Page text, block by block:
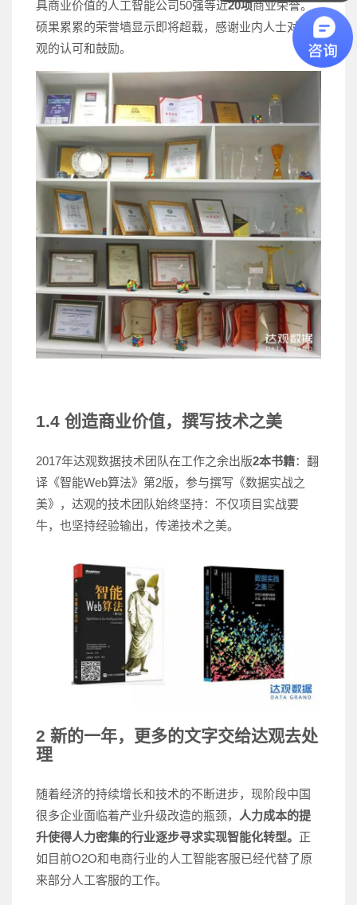
具商业价值的人工智能公司50强等近20项商业荣誉。
硕果累累的荣誉墙显示即将超载，感谢业内人士对达
观的认可和鼓励。
1.4 创造商业价值，撰写技术之美
2017年达观数据技术团队在工作之余出版2本书籍：翻
译《智能Web算法》第2版，参与撰写《数据实战之
美》，达观的技术团队始终坚持：不仅项目实战要
牛，也坚持经验输出，传递技术之美。
2 新的一年， 更多的文字交给达观去处
理
随着经济的持续增长和技术的不断进步，现阶段中国
很多企业面临着产业升级改造的瓶颈，
人力成本的提
升使得人力密集的行业逐步寻求实现智能化转型。 正
如目前O2O和电商行业的人工智能客服已经代替了原
来部分人工客服的工作。